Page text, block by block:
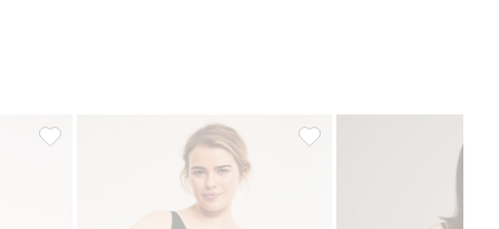
midja, Lägg till i favoriter
Bikinitrosa hipster light shape, Lägg till i favoriter
Bikinitrosa, Lägg till i